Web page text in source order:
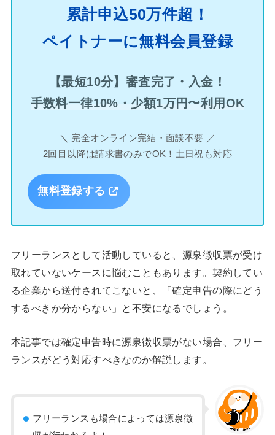
累計申込50万件超！
ペイトナーに無料会員登録
【最短10分】審査完了・入金！
手数料一律10%・少額1万円〜利用OK
＼ 完全オンライン完結・面談不要 ／
2回目以降は請求書のみでOK！土日祝も対応
無料登録する
フリーランスとして活動していると、源泉徴収票が受け
取れていないケースに悩むこともあります。契約してい
る企業から送付されてこないと、「確定申告の際にどう
するべきか分からない」と不安になるでしょう。
本記事では確定申告時に源泉徴収票がない場合、フリー
ランスがどう対応すべきなのか解説します。
フリーランスも場合によっては源泉徴